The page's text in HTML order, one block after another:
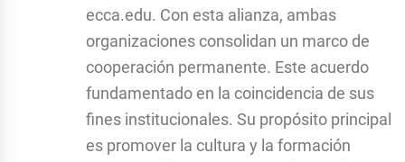
ecca.edu. Con esta alianza, ambas
organizaciones consolidan un marco de
cooperación permanente. Este acuerdo
fundamentado en la coincidencia de sus
fines institucionales. Su propósito principal
es promover la cultura y la formación